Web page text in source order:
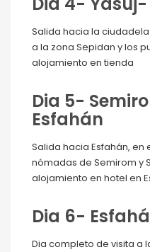
Salida hacia la
a la zona Sepidan y los
alojamiento en tienda
Dia 5-
Esfahán
Salida hacia Esfahán, en
nómadas de Semirom y
alojamiento en hotel en
Dia 6-
Dia completo de visita a